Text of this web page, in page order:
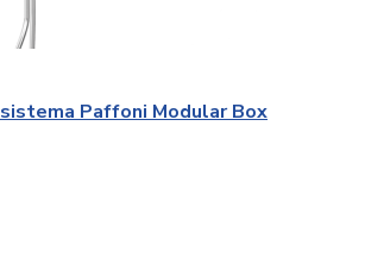
Potinkinė dušo sistema Paffoni Modular Box